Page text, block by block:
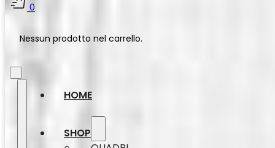
0
Nessun prodotto nel carrello.
HOME
SHOP